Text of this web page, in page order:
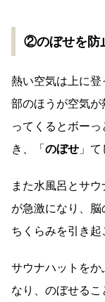
②のぼせを防
熱い空気は上に
部のほうが空気
ってくるとボー
き、「のぼせ 」て
また水風呂とサ
が急激になり、
ちくらみを引き起
サウナハットをか
なり、のぼせるこ